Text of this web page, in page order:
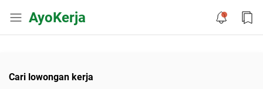
AyoKerja
Cari lowongan kerja